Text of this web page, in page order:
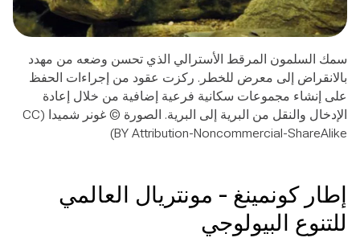
سمك السلمون المرقط الأسترالي الذي تحسن وضعه من مهدد
بالانقراض إلى معرض للخطر. ركزت عقود من إجراءات الحفظ
على إنشاء مجموعات سكانية فرعية إضافية من خلال إعادة
الإدخال والنقل من البرية إلى البرية. الصورة © غونر شميدا (CC
BY Attribution-Noncommercial-ShareAlike)
إطار كونمينغ - مونتريال العالمي
للتنوع البيولوجي